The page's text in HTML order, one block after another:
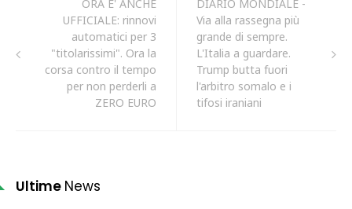
ORA E' ANCHE
UFFICIALE: rinnovi
automatici per 3
"titolarissimi". Ora la
corsa contro il tempo
per non perderli a
ZERO EURO
DIARIO MONDIALE -
Via alla rassegna più
grande di sempre.
L'Italia a guardare.
Trump butta fuori
l'arbitro somalo e i
tifosi iraniani
Ultime News